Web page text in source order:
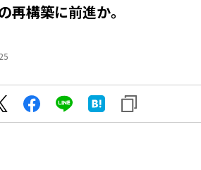
再構築に前進か。